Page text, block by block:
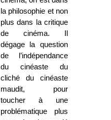
la philosophie et non
plus dans la critique
de cinéma. Il
dégage la question
de l’indépendance
du cinéaste du
cliché du cinéaste
maudit, pour
toucher à une
problématique plus